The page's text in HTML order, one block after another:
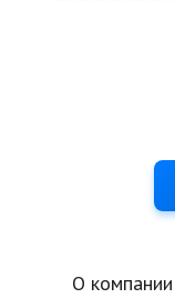
О компании